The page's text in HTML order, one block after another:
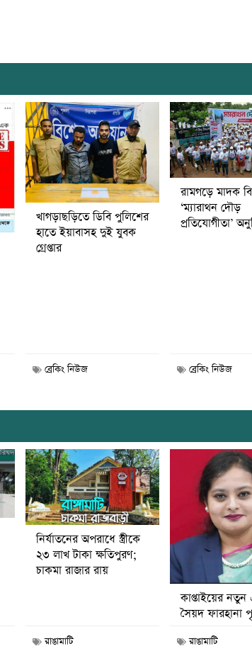
খাগড়াছড়িতে ডিবি পুলিশের
হাতে ইয়াবাসহ দুই যুবক
গ্রেপ্তার
ব্রেকিং নিউজ
রামগড়ে মাদক
‘ম্যারাথন দৌড়
প্রতিযোগীতা’
ব্রেকিং নিউজ
নির্যাতনের অপরাধে স্ত্রীকে
২৩ লাখ টাকা ক্ষতিপুরণ;
চাকমা রাজার রায়
রাঙামাটি
কাপ্তাইয়ের নতুন
সৈয়দ ফারহানা
রাঙামাটি